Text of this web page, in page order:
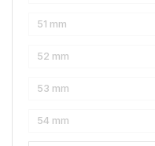
Karl Lagerfeld
Love Moschino
Pierre Cardin
Fossil
51 mm
52 mm
53 mm
54 mm